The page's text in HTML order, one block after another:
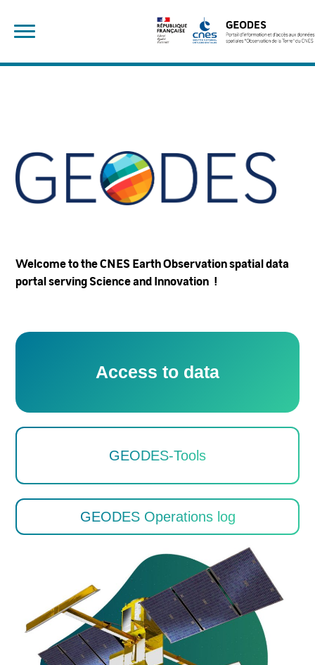
content
Welcome to the CNES Earth Observation spatial data
portal serving Science and Innovation !
Access to data
GEODES-Tools
GEODES Operations log
for: